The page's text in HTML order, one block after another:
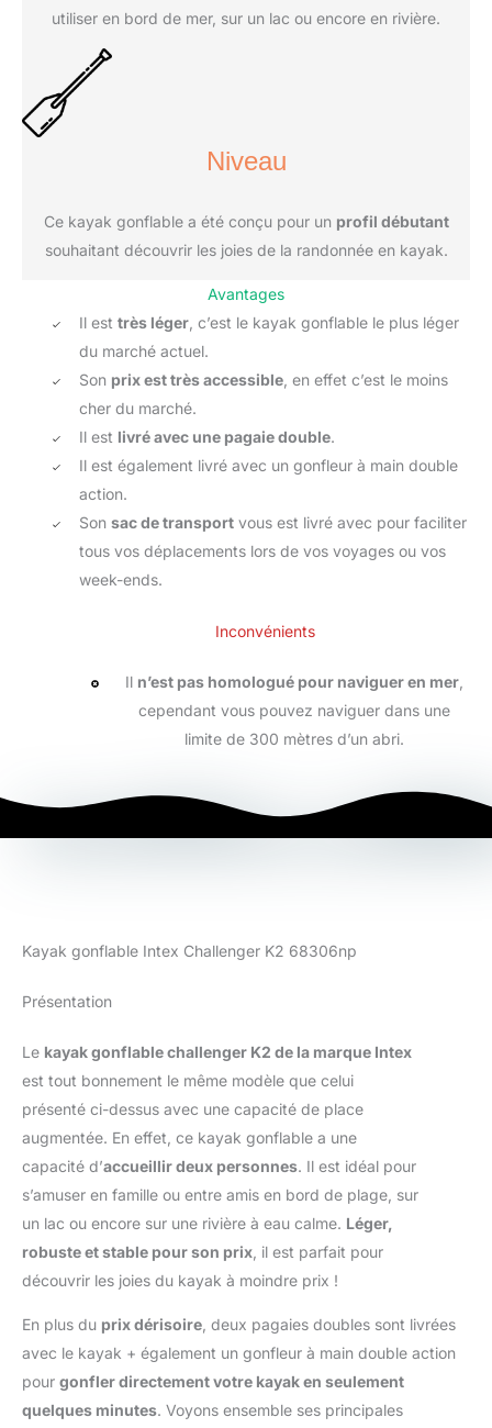
utiliser en bord de mer, sur un lac ou encore en rivière.
Niveau
Ce kayak gonflable a été conçu pour un profil débutant
souhaitant découvrir les joies de la randonnée en kayak.
Avantages
Il est très léger , c’est le kayak gonflable le plus léger
du marché actuel.
Son prix est très accessible , en effet c’est le moins
cher du marché.
Il est livré avec une pagaie double.
Il est également livré avec un gonfleur à main double
action.
Son sac de transport vous est livré avec pour faciliter
tous vos déplacements lors de vos voyages ou vos
week-ends.
Inconvénients
Il n’est pas homologué pour naviguer en mer,
cependant vous pouvez naviguer dans une
limite de 300 mètres d’un abri.
Kayak gonflable Intex Challenger K2 68306np
Présentation
Le kayak gonflable challenger K2 de la marque Intex
est tout bonnement le même modèle que celui
présenté ci-dessus avec une capacité de place
augmentée. En effet, ce kayak gonflable a une
capacité d’accueillir deux personnes. Il est idéal pour
s’amuser en famille ou entre amis en bord de plage, sur
un lac ou encore sur une rivière à eau calme. Léger,
robuste et stable pour son prix , il est parfait pour
découvrir les joies du kayak à moindre prix !
En plus du prix dérisoire , deux pagaies doubles sont livrées
avec le kayak + également un gonfleur à main double action
pour gonfler directement votre kayak en seulement
quelques minutes. Voyons ensemble ses principales